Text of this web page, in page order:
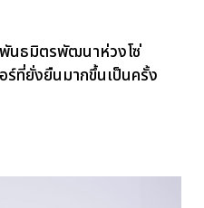
พันธมิตรพัฒนาห่วงโซ่
ร์ที่ยั่งยืนมากขึ้นเป็นครั้ง